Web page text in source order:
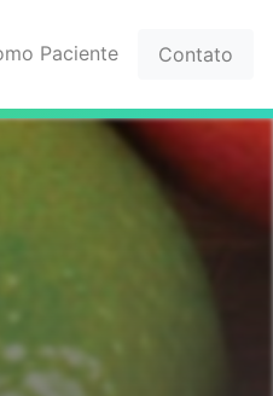
Paciente Contato